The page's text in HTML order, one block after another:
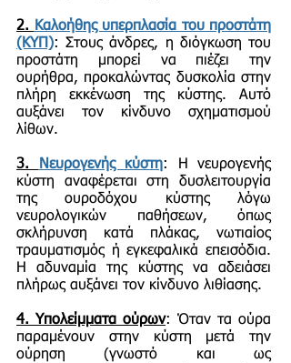
2.
Καλοήθης υπερπλασία του προστάτη
(ΚΥΠ): Στους άνδρες, η διόγκωση του
προστάτη μπορεί να πιέζει την
ουρήθρα, προκαλώντας δυσκολία στην
πλήρη εκκένωση της κύστης. Αυτό
αυξάνει τον κίνδυνο σχηματισμού
λίθων.
3. Νευρογενής κύστη: Η νευρογενής
κύστη αναφέρεται στη δυσλειτουργία
της ουροδόχου κύστης λόγω
νευρολογικών παθήσεων, όπως
σκλήρυνση κατά πλάκας, νωτιαίος
τραυματισμός ή εγκεφαλικά επεισόδια.
Η αδυναμία της κύστης να αδειάσει
πλήρως αυξάνει τον κίνδυνο λιθίασης.
4. Υπολείμματα ούρων: Όταν τα ούρα
παραμένουν στην κύστη μετά την
ούρηση (γνωστό και ως